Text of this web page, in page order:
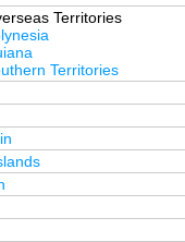
Territories
Territories